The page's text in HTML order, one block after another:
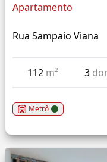
Apartamento
Rua Sampaio Viana
112 m² 3
Metrô